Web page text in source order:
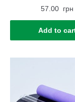
57.00 грн
Add to